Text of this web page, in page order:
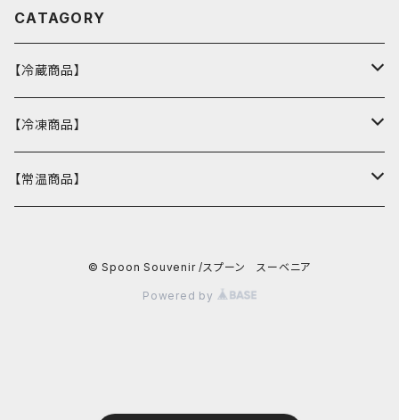
CATAGORY
【冷蔵商品】
バスクチーズケーキ
ウィークエンドシトロン
【冷凍商品】
カヌレ
【常温商品】
© Spoon Souvenir /スプーン スーベニア
Powered by